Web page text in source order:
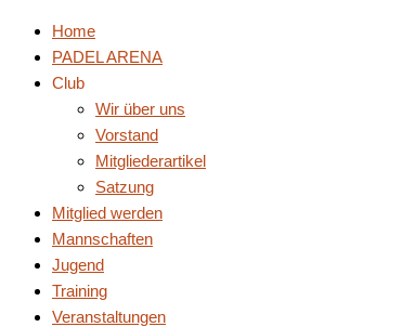
Home
PADEL ARENA
Club
Wir über uns
Vorstand
Mitgliederartikel
Satzung
Mitglied werden
Mannschaften
Jugend
Training
Veranstaltungen